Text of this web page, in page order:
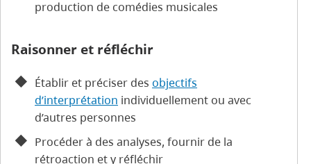
production de comédies musicales
Raisonner et réfléchir
Établir et préciser des objectifs
d’interprétation individuellement ou avec
d’autres personnes
Procéder à des analyses, fournir de la
rétroaction et y réfléchir